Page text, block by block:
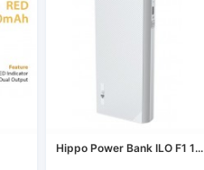
Hippo Power Bank ILO F1 1...